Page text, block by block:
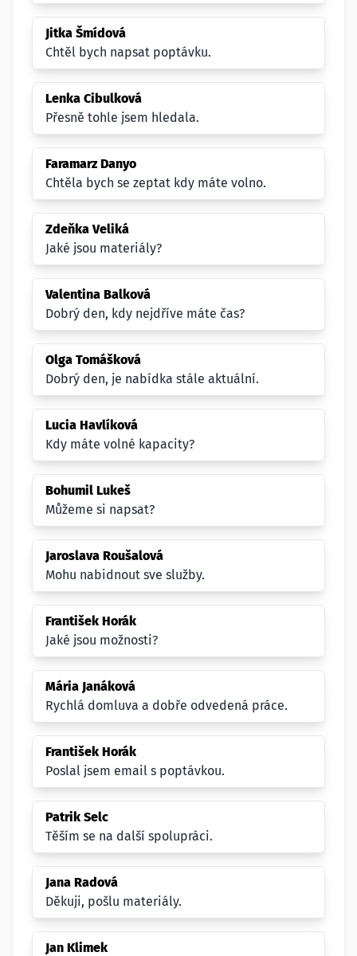
Jitka Šmídová
Chtěl bych napsat poptávku.
Lenka Cibulková
Přesně tohle jsem hledala.
Faramarz Danyo
Chtěla bych se zeptat kdy máte volno.
Zdeňka Veliká
Jaké jsou materiály?
Valentina Balková
Dobrý den, kdy nejdříve máte čas?
Olga Tomášková
Dobrý den, je nabídka stále aktuální.
Lucia Havlíková
Kdy máte volné kapacity?
Bohumil Lukeš
Můžeme si napsat?
Jaroslava Roušalová
Mohu nabidnout sve služby.
František Horák
Jaké jsou možnosti?
Mária Janáková
Rychlá domluva a dobře odvedená práce.
František Horák
Poslal jsem email s poptávkou.
Patrik Selc
Těším se na další spolupráci.
Jana Radová
Děkuji, pošlu materiály.
Jan Klimek